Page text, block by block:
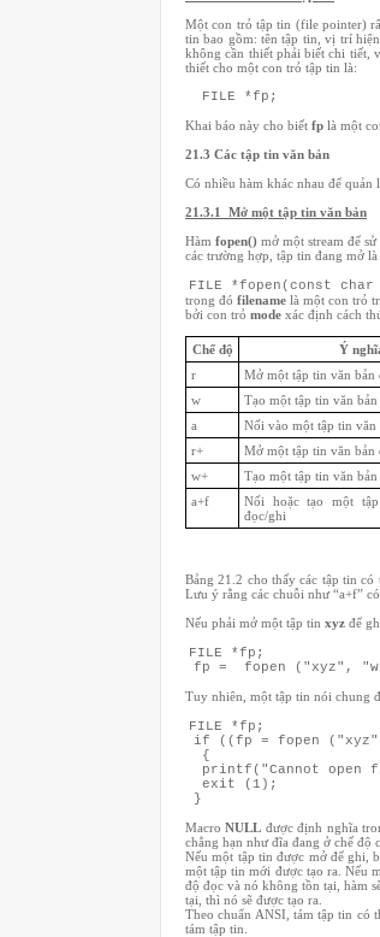
Một con trỏ tập tin (file pointer)
tin bao gồm: tên tập tin, vị trí
không cần thiết phải biết chi tiết,
thiết cho một con trỏ tập tin là:
FILE *fp;
Khai báo này cho biết fp là một
21.3 Các tập tin văn bản
Có nhiều hàm khác nhau để quản
21.3.1
Mở một tập tin văn bản
Hàmfopen() mở một stream để
các trường hợp, tập tin đang mở
FILE *fopen(const
trong đófilename là một con trỏ
bởi con trỏ mode xác định cách
Chế độ
Ý
r
Mở một tập tin văn bản
w
Tạo một tập tin văn bản
a
Nối vào một tập tin văn
r+
Mở một tập tin văn bản
w+
Tạo một tập tin văn
a+f
Nối hoặc tạo một
đọc/ghi
Bảng 21.2 cho thấy các tập tin
Lưu ý rằng các chuỗi như “a+f”
Nếu phải mở một tập tin xyz để
FILE *fp;
fp = fopen ("xyz",
Tuy nhiên, một tập tin nói chung
FILE *fp;
if ((fp = fopen ("xyz",
{
printf("Cannot open
exit (1);
}
MacroNULL được định nghĩa
chẳng hạn như đĩa đang ở chế độ
Nếu một tập tin được mở để ghi,
một tập tin mới được tạo ra. Nếu
độ đọc và nó không tồn tại, hàm
tại, thì nó sẽ được tạo ra.
Theo chuẩn ANSI, tám tập tin có
tám tập tin.